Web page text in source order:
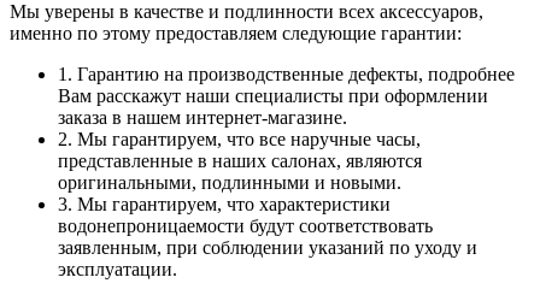
Мы уверены в качестве и подлинности всех аксессуаров,
именно по этому предоставляем следующие гарантии:
1. Гарантию на производственные дефекты, подробнее
Вам расскажут наши специалисты при оформлении
заказа в нашем интернет-магазине.
2. Мы гарантируем, что все наручные часы,
представленные в наших салонах, являются
оригинальными, подлинными и новыми.
3. Мы гарантируем, что характеристики
водонепроницаемости будут соответствовать
заявленным, при соблюдении указаний по уходу и
эксплуатации.